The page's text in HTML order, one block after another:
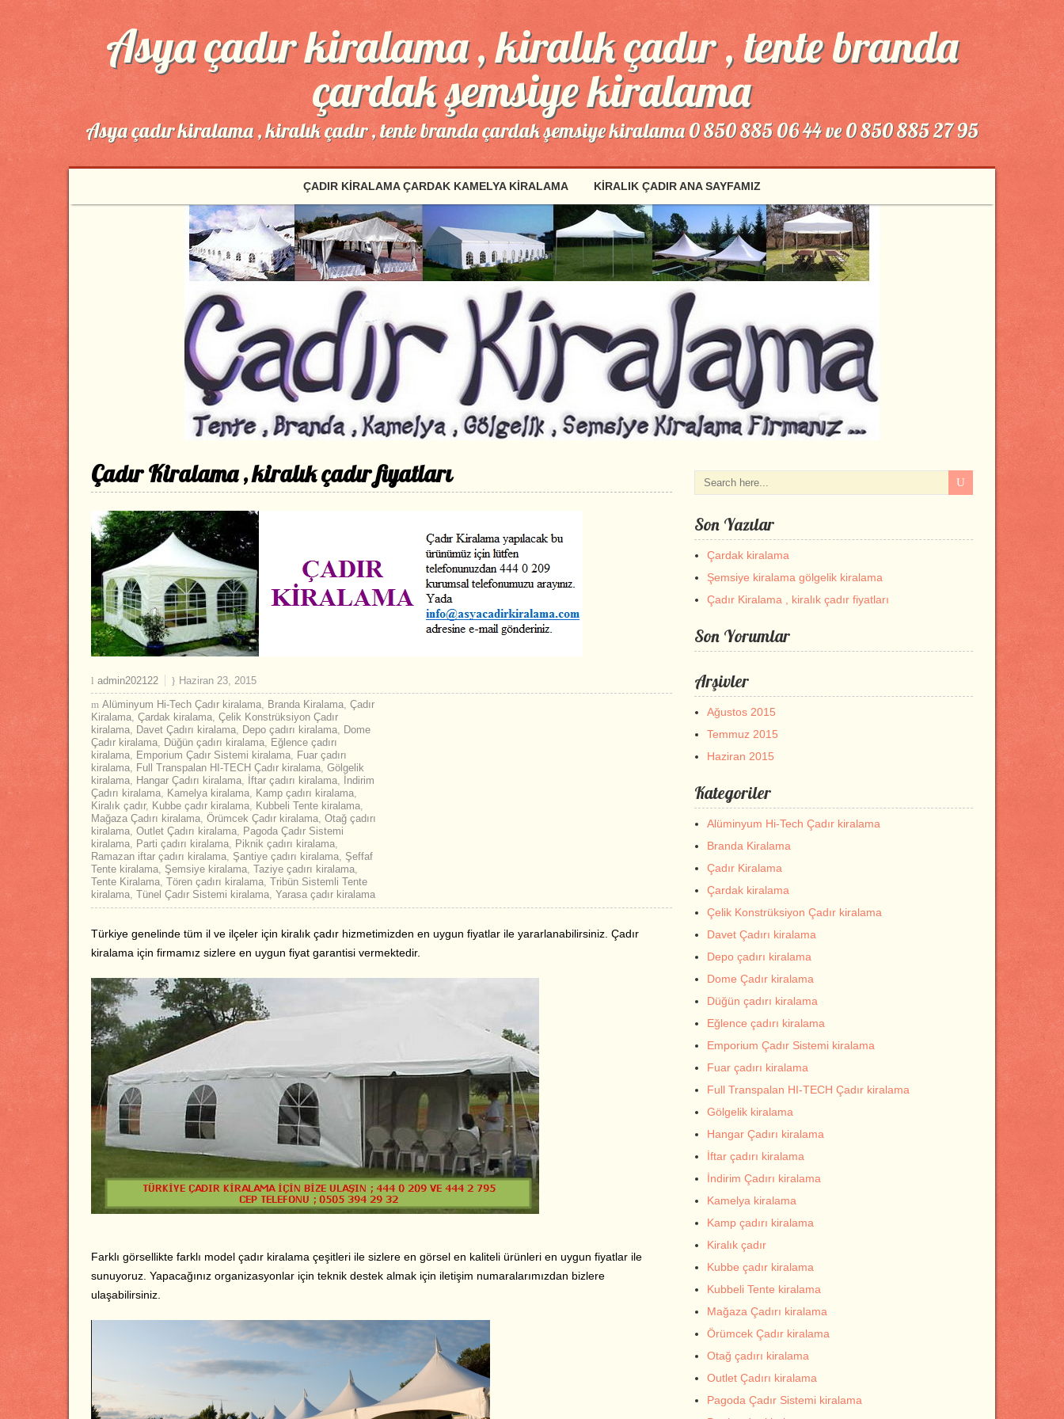
Asya çadır kiralama , kiralık çadır , tente branda
çardak şemsiye kiralama
Asya çadır kiralama , kiralık çadır , tente branda çardak şemsiye kiralama 0 850 885 06 44 ve 0 850 885 27 95
ÇADIR KIRALAMA ÇARDAK KAMELYA KIRALAMA KIRALIK ÇADIR ANA SAYFAMIZ
Çadır Kiralama , kiralık çadır fiyatları
admin202122
Haziran 23, 2015
Alüminyum Hi-Tech Çadır kiralama, Branda Kiralama, Çadır
Kiralama, Çardak kiralama, Çelik Konstrüksiyon Çadır
kiralama, Davet Çadırı kiralama, Depo çadırı kiralama, Dome
Çadır kiralama, Düğün çadırı kiralama, Eğlence çadırı
kiralama, Emporium Çadır Sistemi kiralama, Fuar çadırı
kiralama, Full Transpalan HI-TECH Çadır kiralama, Gölgelik
kiralama, Hangar Çadırı kiralama, İftar çadırı kiralama,
İndirim
Çadırı kiralama, Kamelya kiralama, Kamp çadırı kiralama,
Kiralık çadır, Kubbe çadır kiralama, Kubbeli Tente kiralama,
Mağaza Çadırı kiralama, Örümcek Çadır kiralama, Otağ çadırı
kiralama, Outlet Çadırı kiralama, Pagoda Çadır Sistemi
kiralama, Parti çadırı kiralama, Piknik çadırı kiralama,
Ramazan iftar çadırı kiralama, Şantiye çadırı kiralama, Şeffaf
Tente kiralama, Şemsiye kiralama, Taziye çadırı kiralama,
Tente Kiralama, Tören çadırı kiralama, Tribün Sistemli Tente
kiralama, Tünel Çadır Sistemi kiralama, Yarasa çadır kiralama
Türkiye genelinde tüm il ve ilçeler için kiralık çadır hizmetimizden en uygun fiyatlar ile yararlanabilirsiniz. Çadır
kiralama için firmamız sizlere en uygun fiyat garantisi vermektedir.
Farklı görsellikte farklı model çadır kiralama çeşitleri ile sizlere en görsel en kaliteli ürünleri en uygun fiyatlar ile
sunuyoruz. Yapacağınız organizasyonlar için teknik destek almak için iletişim numaralarımızdan bizlere
ulaşabilirsiniz.
Son Yazılar
Çardak kiralama
Şemsiye kiralama gölgelik kiralama
Çadır Kiralama , kiralık çadır fiyatları
Son Yorumlar
Arşivler
Ağustos 2015
Temmuz 2015
Haziran 2015
Kategoriler
Alüminyum Hi-Tech Çadır kiralama
Branda Kiralama
Çadır Kiralama
Çardak kiralama
Çelik Konstrüksiyon Çadır kiralama
Davet Çadırı kiralama
Depo çadırı kiralama
Dome Çadır kiralama
Düğün çadırı kiralama
Eğlence çadırı kiralama
Emporium Çadır Sistemi kiralama
Fuar çadırı kiralama
Full Transpalan HI-TECH Çadır kiralama
Gölgelik kiralama
Hangar Çadırı kiralama
İftar çadırı kiralama
İndirim Çadırı kiralama
Kamelya kiralama
Kamp çadırı kiralama
Kiralık çadır
Kubbe çadır kiralama
Kubbeli Tente kiralama
Mağaza Çadırı kiralama
Örümcek Çadır kiralama
Otağ çadırı kiralama
Outlet Çadırı kiralama
Pagoda Çadır Sistemi kiralama